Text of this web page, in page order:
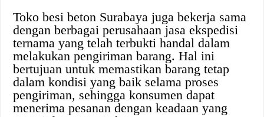
Toko besi beton Surabaya juga bekerja sama
dengan berbagai perusahaan jasa ekspedisi
ternama yang telah terbukti handal dalam
melakukan pengiriman barang. Hal ini
bertujuan untuk memastikan barang tetap
dalam kondisi yang baik selama proses
pengiriman, sehingga konsumen dapat
menerima pesanan dengan keadaan yang